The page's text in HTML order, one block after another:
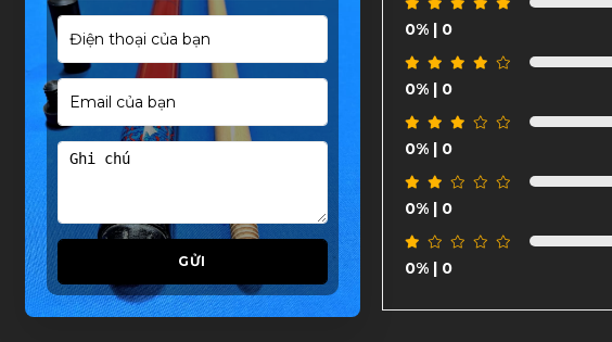
GỬI
0% | 0
0% | 0
0% | 0
0% | 0
0% | 0